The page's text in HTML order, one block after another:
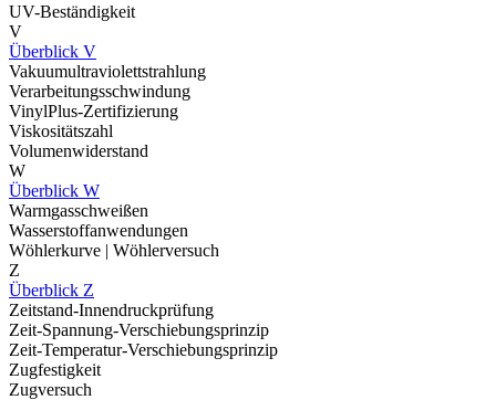
UV-Beständigkeit
V
Überblick V
Vakuumultraviolettstrahlung
Verarbeitungsschwindung
VinylPlus-Zertifizierung
Viskositätszahl
Volumenwiderstand
W
Überblick W
Warmgasschweißen
Wasserstoffanwendungen
Wöhlerkurve | Wöhlerversuch
Z
Überblick Z
Zeitstand-Innendruckprüfung
Zeit-Spannung-Verschiebungsprinzip
Zeit-Temperatur-Verschiebungsprinzip
Zugfestigkeit
Zugversuch